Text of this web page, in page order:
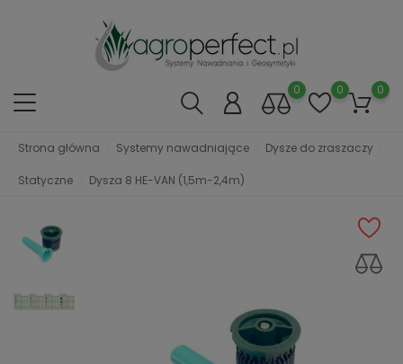
0 0 0
Strona główna Systemy nawadniające Dysze do zraszaczy
Statyczne Dysza 8 HE-VAN (1,5m-2,4m)